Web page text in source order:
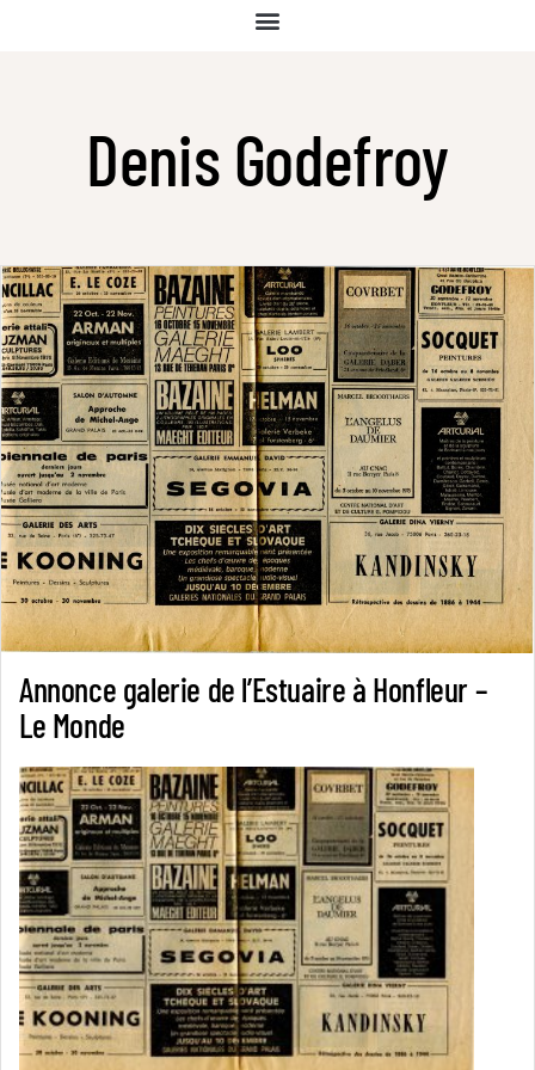
Denis Godefroy
Annonce galerie de l’Estuaire à Honfleur –
Le Monde